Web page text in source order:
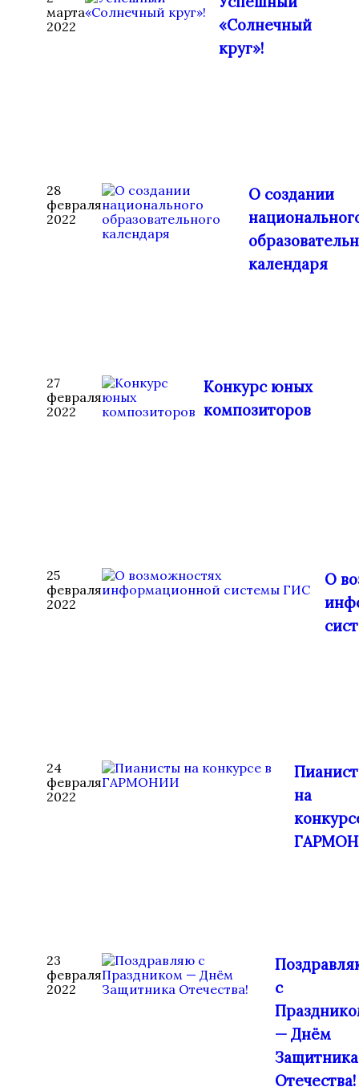
марта
2022
«Солнечный
круг»!
28
февраля
2022
О создании
календаря
27
февраля
2022
Конкурс юных
композиторов
25
февраля
2022
О
24
февраля
2022
на
23
февраля
2022
с
— Днём
Защитника
Отечества!